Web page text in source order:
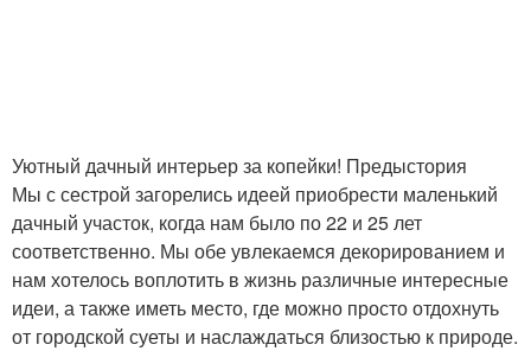
Уютный дачный интерьер за копейки! Предыстория
Мы с сестрой загорелись идеей приобрести маленький
дачный участок, когда нам было по 22 и 25 лет
соответственно. Мы обе увлекаемся декорированием и
нам хотелось воплотить в жизнь различные интересные
идеи, а также иметь место, где можно просто отдохнуть
от городской суеты и наслаждаться близостью к природе.